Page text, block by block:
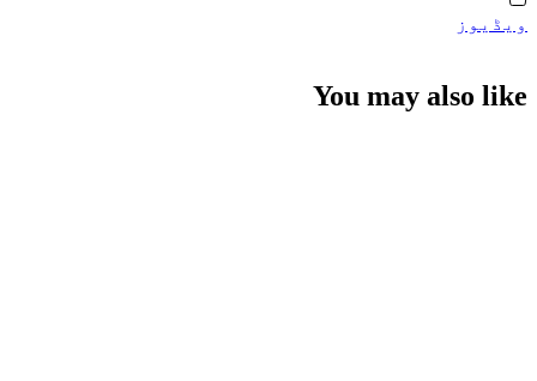
ویڈیوز
You may also like